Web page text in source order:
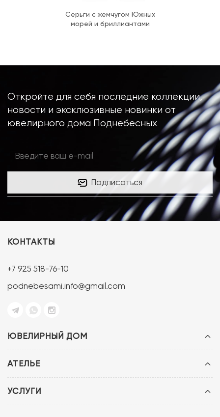
Серьги с жемчугом Южных
морей и бриллиантами
Откройте для себя последние коллекции,
новости и эксклюзивные новинки от
ювелирного дома Поднебесных
Подписаться
ЮВЕЛИРНЫЙ ДОМ
АТЕЛЬЕ
УСЛУГИ
КОНТАКТЫ
+7 925 518-76-10
podnebesami.info@gmail.com